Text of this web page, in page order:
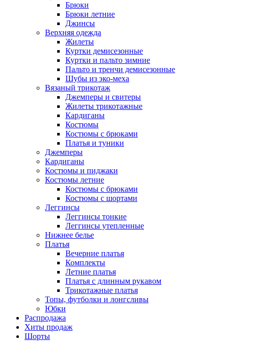
Брюки
Брюки летние
Джинсы
Верхняя одежда
Жилеты
Куртки демисезонные
Куртки и пальто зимние
Пальто и тренчи демисезонные
Шубы из эко-меха
Вязаный трикотаж
Джемперы и свитеры
Жилеты трикотажные
Кардиганы
Костюмы
Костюмы с брюками
Платья и туники
Джемперы
Кардиганы
Костюмы и пиджаки
Костюмы летние
Костюмы с брюками
Костюмы с шортами
Леггинсы
Леггинсы тонкие
Леггинсы утепленные
Нижнее белье
Платья
Вечерние платья
Комплекты
Летние платья
Платья с длинным рукавом
Трикотажные платья
Топы, футболки и лонгсливы
Юбки
Распродажа
Хиты продаж
Шорты